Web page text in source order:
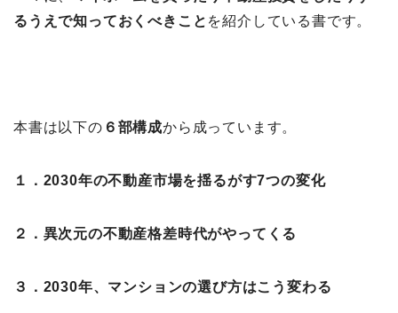
るうえで知っておくべきこと を紹介している書です。
本書は以下の ６部構成から成っています。
１．2030年の不動産市場を揺るがす7つの変化
２．異次元の不動産格差時代がやってくる
３．2030年、マンションの選び方はこう変わる